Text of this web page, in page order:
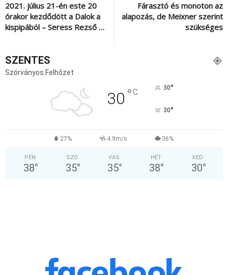
2021. július 21-én este 20
órakor kezdődött a Dalok a
kispipából – Seress Rezső …
Fárasztó és monoton az
alapozás, de Meixner szerint
szükséges
SZENTES
Szórványos Felhőzet
30 °C 30°
30°
27% 4.9m/s 36%
PÉN
38°
SZO
35°
VAS
35°
HÉT
38°
KED
30°